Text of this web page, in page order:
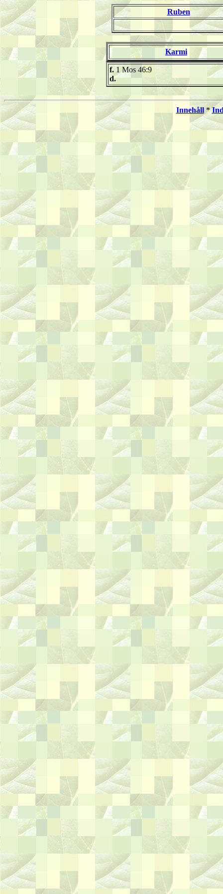
Ruben
Karmi
f.1 Mos 46:9
d.
Innehåll*